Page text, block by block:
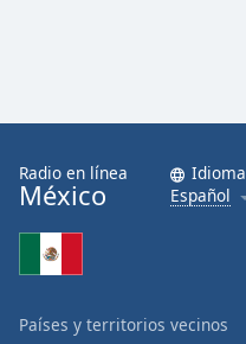
Radio en línea
México
Español
Países y territorios vecinos